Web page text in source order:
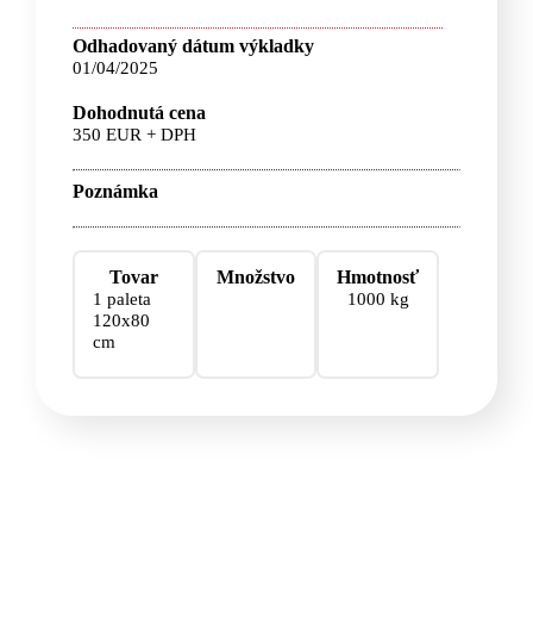
Odhadovaný dátum výkladky
01/04/2025
Dohodnutá cena
350 EUR + DPH
Poznámka
Tovar
1 paleta
120x80
cm
Množstvo Hmotnosť
1000 kg